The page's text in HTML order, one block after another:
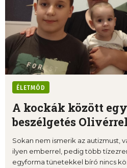
ÉLETMÓD
A kockák között
beszélgetés
Sokan nem ismerik az autizmust,
ilyen emberrel, pedig több
egyforma tünetekkel bíró nincs